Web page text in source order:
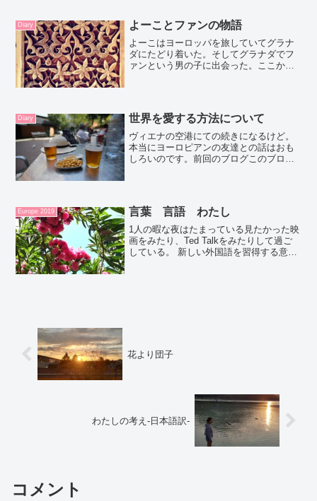
に３回くらいエンジニアの...
Diary よーことファンの物語
よーこはヨーロッパを旅していてグラナ
ダにたどり着いた。そしてグラナダでフ
ァンという男の子に出会った。ここから
続けた。その年は中東やイス...
Diary 世界を愛する方法について
ヴィエナの空港にての続きになるけど。
本当にヨーロピアンの友達との話はおも
しろいのです。前回のブログこのブログ
いのと、会ってすぐ初対面...
Europe 2019 言葉 言語 わたし
1人の暇な夜はたまっている見たかった映
画をみたり、Ted Talkをみたりして過ご
している。 新しい外国語を習得する意味
花より団子
わたしの考え‐日本語訳‐
コメント